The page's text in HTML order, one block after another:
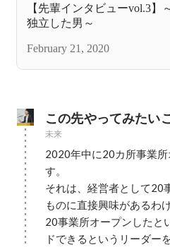
【先輩インタビューvol.3】
独立した男～
February 21, 2020
この先やってみたい
未来
2020年中に20カ所事業
す。
それは、経営者として20
ものに直接興味があるわ
20事業所オープンしたと
ドできるというリーダー